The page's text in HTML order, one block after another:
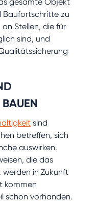
Baufortschritte zu
Stellen, die für
sind, und
BAUEN
sind
betreffen, sich
auswirken.
die das
in Zukunft
kommen
schon vorhanden.